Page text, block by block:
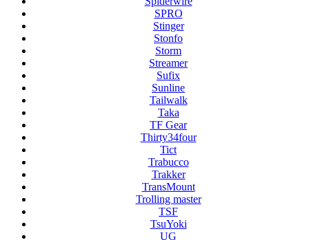
SPRO
Stinger
Stonfo
Storm
Streamer
Sufix
Sunline
Tailwalk
Taka
TF Gear
Thirty34four
Tict
Trabucco
Trakker
TransMount
Trolling master
TSF
TsuYoki
UG